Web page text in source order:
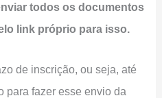
todos os documentos
link próprio para isso.
de inscrição, ou seja, até
para fazer esse envio da